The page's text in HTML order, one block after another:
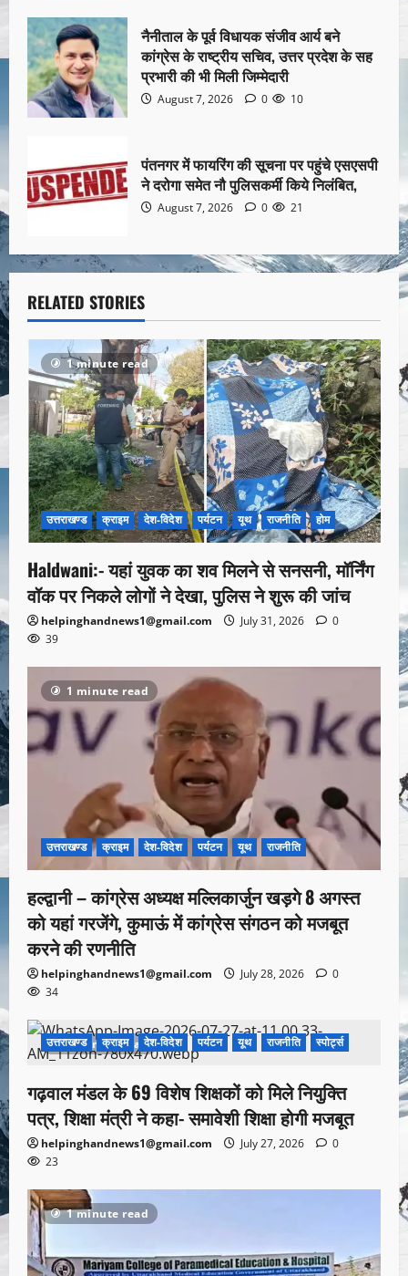
नैनीताल के पूर्व विधायक संजीव आर्य बने
कांग्रेस के राष्ट्रीय सचिव, उत्तर प्रदेश के सह
प्रभारी की भी मिली जिम्मेदारी
August 7, 2026 0 10
पंतनगर में फायरिंग की सूचना पर पहुंचे एसएसपी
ने दरोगा समेत नौ पुलिसकर्मी किये निलंबित,
August 7, 2026 0 21
RELATED STORIES
1 minute read
उत्तराखण्ड क्राइम देश-विदेश पर्यटन यूथ राजनीति होम
Haldwani:- यहां युवक का शव मिलने से सनसनी, मॉर्निंग
वॉक पर निकले लोगों ने देखा, पुलिस ने शुरू की जांच
helpinghandnews1@gmail.com July 31, 2026
0
39
1 minute read
उत्तराखण्ड क्राइम देश-विदेश पर्यटन यूथ राजनीति
हल्द्वानी – कांग्रेस अध्यक्ष मल्लिकार्जुन खड़गे 8 अगस्त
को यहां गरजेंगे, कुमाऊं में कांग्रेस संगठन को मजबूत
करने की रणनीति
helpinghandnews1@gmail.com July 28, 2026
0
34
1 minute read
उत्तराखण्ड क्राइम देश-विदेश पर्यटन यूथ राजनीति स्पोर्ट्स
गढ़वाल मंडल के 69 विशेष शिक्षकों को मिले नियुक्ति
पत्र, शिक्षा मंत्री ने कहा- समावेशी शिक्षा होगी मजबूत
helpinghandnews1@gmail.com July 27, 2026
0
23
1 minute read